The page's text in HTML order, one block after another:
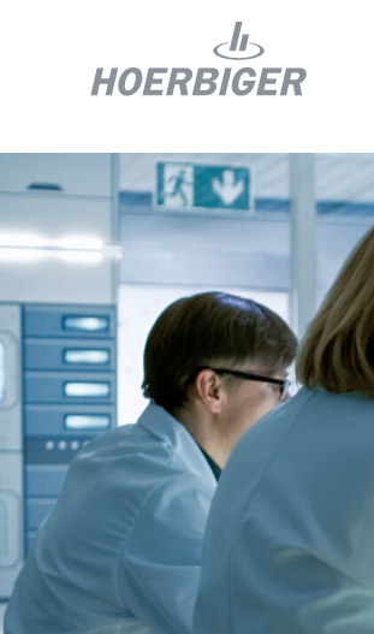
Komponenten und Services für
Flow & Motion Control
Komponenten für Luft- und
Industriekompressoren
Wellhead Solutions
Komponenten für Gasmotoren